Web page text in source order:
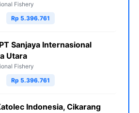
Fishery
Rp 5.396.761
Sanjaya Internasional
Utara
Fishery
Rp 5.396.761
Indonesia, Cikarang